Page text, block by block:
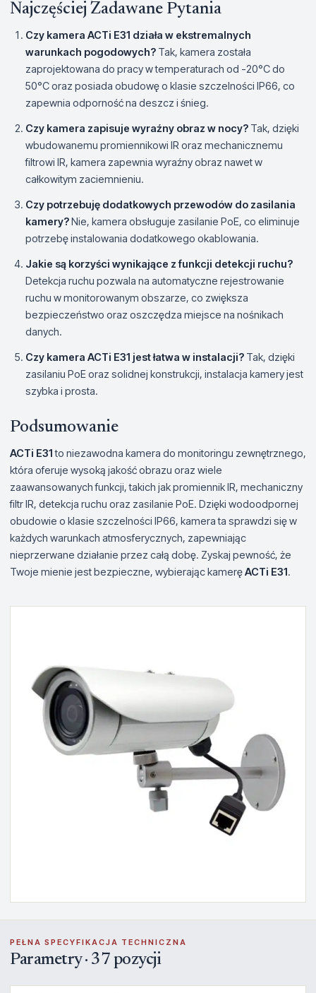
Najczęściej Zadawane Pytania
Czy kamera ACTi E31 działa w ekstremalnych
warunkach pogodowych? Tak, kamera została
zaprojektowana do pracy w temperaturach od -20°C do
50°C oraz posiada obudowę o klasie szczelności IP66, co
zapewnia odporność na deszcz i śnieg.
Czy kamera zapisuje wyraźny obraz w nocy? Tak, dzięki
wbudowanemu promiennikowi IR oraz mechanicznemu
filtrowi IR, kamera zapewnia wyraźny obraz nawet w
całkowitym zaciemnieniu.
Czy potrzebuję dodatkowych przewodów do zasilania
kamery?Nie, kamera obsługuje zasilanie PoE, co eliminuje
potrzebę instalowania dodatkowego okablowania.
Jakie są korzyści wynikające z funkcji detekcji ruchu?
Detekcja ruchu pozwala na automatyczne rejestrowanie
ruchu w monitorowanym obszarze, co zwiększa
bezpieczeństwo oraz oszczędza miejsce na nośnikach
danych.
Czy kamera ACTi E31 jest łatwa w instalacji? Tak, dzięki
zasilaniu PoE oraz solidnej konstrukcji, instalacja kamery jest
szybka i prosta.
Podsumowanie
ACTi E31to niezawodna kamera do monitoringu zewnętrznego,
która oferuje wysoką jakość obrazu oraz wiele
zaawansowanych funkcji, takich jak promiennik IR, mechaniczny
filtr IR, detekcja ruchu oraz zasilanie PoE. Dzięki wodoodpornej
obudowie o klasie szczelności IP66, kamera ta sprawdzi się w
każdych warunkach atmosferycznych, zapewniając
nieprzerwane działanie przez całą dobę. Zyskaj pewność, że
Twoje mienie jest bezpieczne, wybierając kameręACTi E31.
PEŁNA SPECYFIKACJA TECHNICZNA
Parametry · 37 pozycji